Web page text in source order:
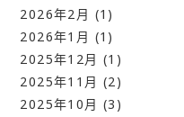
2026年2月 (1)
2026年1月 (1)
2025年12月 (1)
2025年11月 (2)
2025年10月 (3)